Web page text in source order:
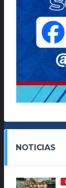
NOTICIAS